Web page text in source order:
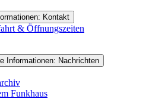
Kontakt
& Öffnungszeiten
Informationen: Nachrichten
Funkhaus